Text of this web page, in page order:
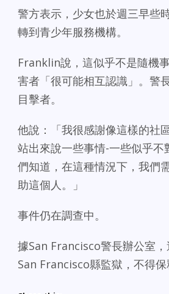
警方表示，少女也於週三早些
轉到青少年服務機構。
Franklin說，這似乎不是隨機
害者「很可能相互認識」。警
目擊者。
他說：「我很感謝像這樣的社
站出來說一些事情-一些似乎不
們知道，在這種情況下，我們
助這個人。」
事件仍在調查中。
據San Francisco警長辦公室
San Francisco縣監獄，不得保